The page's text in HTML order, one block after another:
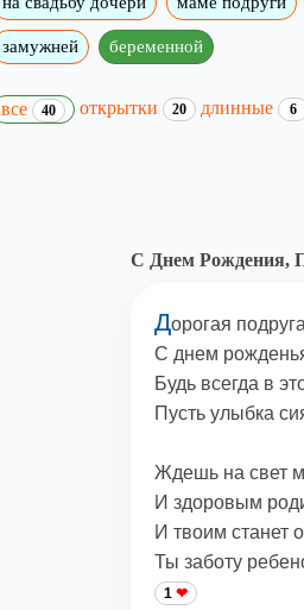
замужней беременной
все 40 открытки 20 длинные 6
С Днем Рождения,
Дорогая
С днем
Будь всегда в
Пусть улыбка
Ждешь на свет
И здоровым
И твоим станет
Ты заботу
1